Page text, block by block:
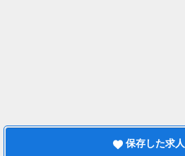
保存した求人